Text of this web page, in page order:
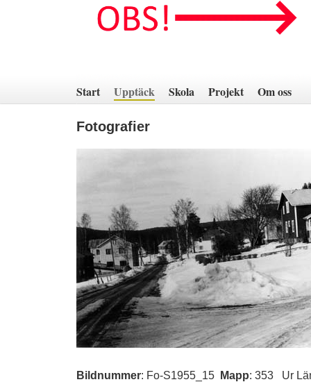
innehåll
Start Upptäck Skola Projekt Om oss
Fotografier
Bildnummer: Fo-S1955_15 Mapp: 353
Ur